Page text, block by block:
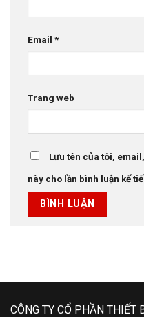
Email *
Trang web
Lưu tên của tôi,
này cho lần bình luận kế
CÔNG TY CỔ PHẦN THIẾT